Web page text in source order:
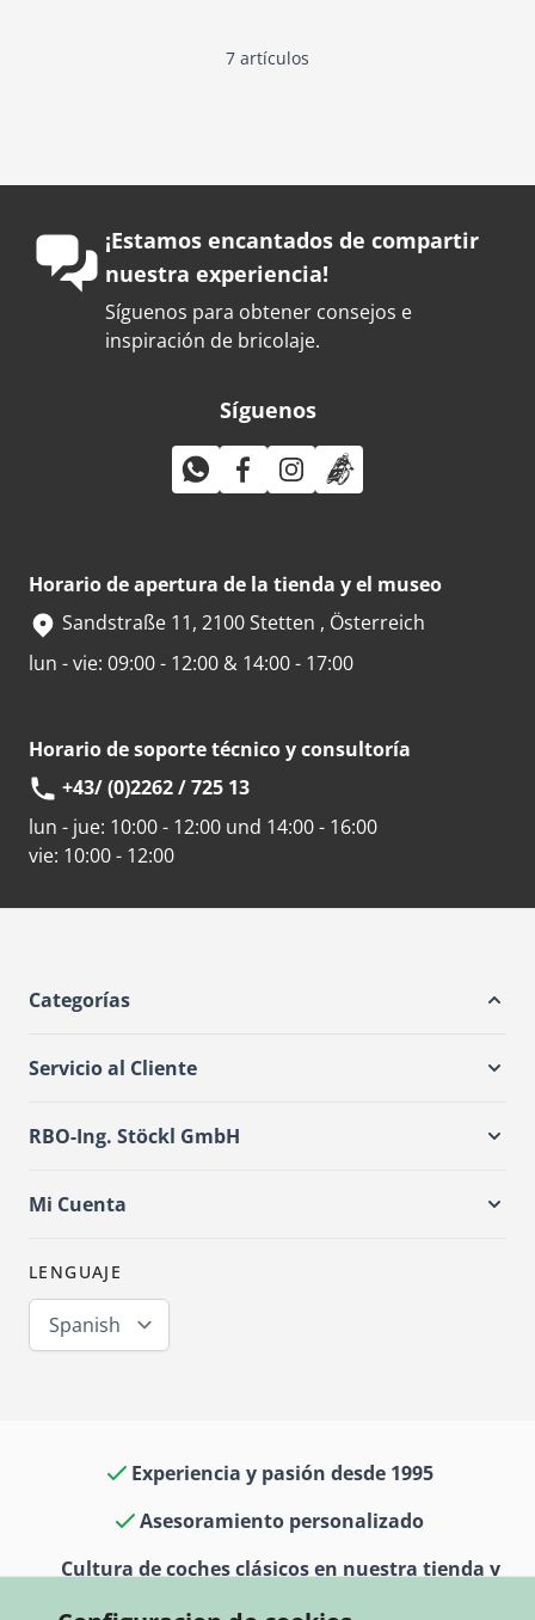
7 artículos
¡Estamos encantados de compartir
nuestra experiencia!
Síguenos para obtener consejos e
inspiración de bricolaje.
Síguenos
Horario de apertura de la tienda y el museo
Sandstraße 11, 2100 Stetten , Österreich
lun - vie: 09:00 - 12:00 & 14:00 - 17:00
Horario de soporte técnico y consultoría
+43/ (0)2262 / 725 13
lun - jue: 10:00 - 12:00 und 14:00 - 16:00
vie: 10:00 - 12:00
Categorías
Servicio al Cliente
RBO-Ing. Stöckl GmbH
Mi Cuenta
LENGUAJE
Spanish
Experiencia y pasión desde 1995
Asesoramiento personalizado
Cultura de coches clásicos en nuestra tienda y